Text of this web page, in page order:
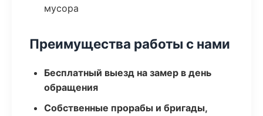
мусора
Преимущества работы с нами
Бесплатный выезд на замер в день
обращения
Собственные прорабы и бригады,